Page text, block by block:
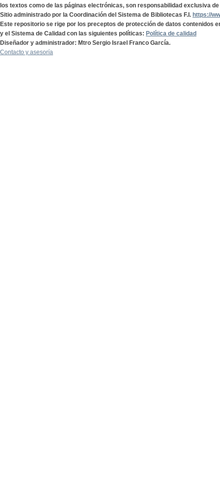
los textos como de las páginas electrónicas, son responsabilidad exclusiva
Sitio administrado por la Coordinación del Sistema de Bibliotecas F.I. https://
Este repositorio se rige por los preceptos de protección de datos contenidos
y el Sistema de Calidad con las siguientes políticas: Política de calidad
Diseñador y administrador: Mtro Sergio Israel Franco García.
Contacto y asesoría